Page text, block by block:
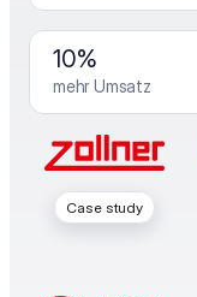
10%
mehr Umsatz
Case study